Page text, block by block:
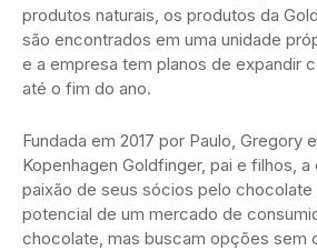
produtos naturais, os produtos da
são encontrados em uma unidade
e a empresa tem planos de expandir
até o fim do ano.
Fundada em 2017 por Paulo, Gregory
Kopenhagen Goldfinger, pai e filhos,
paixão de seus sócios pelo
potencial de um mercado de
chocolate, mas buscam opções sem